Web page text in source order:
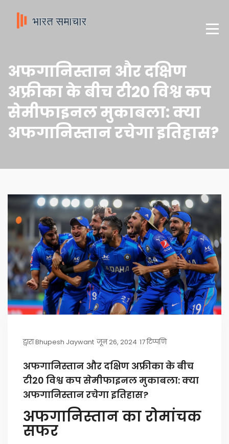
अफगानिस्तान और दक्षिण
अफ्रीका के बीच टी20 विश्व कप
सेमीफाइनल मुकाबला: क्या
अफगानिस्तान रचेगा इतिहास?
द्वाराBhupesh Jaywant जून 26, 2024 17 टिप्पणि
अफगानिस्तान और दक्षिण अफ्रीका के बीच
टी20 विश्व कप सेमीफाइनल मुकाबला: क्या
अफगानिस्तान रचेगा इतिहास?
अफगानिस्तान का रोमांचक
सफर